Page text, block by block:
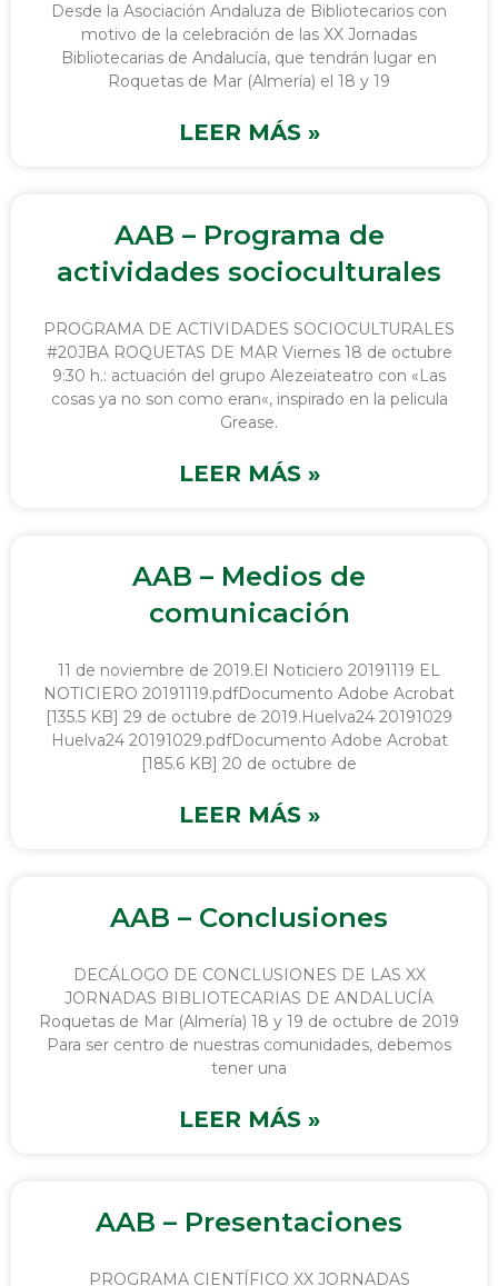
Desde la Asociación Andaluza de Bibliotecarios con
motivo de la celebración de las XX Jornadas
Bibliotecarias de Andalucía, que tendrán lugar en
Roquetas de Mar (Almería) el 18 y 19
LEER MÁS »
AAB – Programa de
actividades socioculturales
PROGRAMA DE ACTIVIDADES SOCIOCULTURALES
#20JBA ROQUETAS DE MAR Viernes 18 de octubre
9:30 h.: actuación del grupo Alezeiateatro con «Las
cosas ya no son como eran«, inspirado en la pelicula
Grease.
LEER MÁS »
AAB – Medios de
comunicación
11 de noviembre de 2019.El Noticiero 20191119 EL
NOTICIERO 20191119.pdfDocumento Adobe Acrobat
[135.5 KB] 29 de octubre de 2019.Huelva24 20191029
Huelva24 20191029.pdfDocumento Adobe Acrobat
[185.6 KB] 20 de octubre de
LEER MÁS »
AAB – Conclusiones
DECÁLOGO DE CONCLUSIONES DE LAS XX
JORNADAS BIBLIOTECARIAS DE ANDALUCÍA
Roquetas de Mar (Almería) 18 y 19 de octubre de 2019
Para ser centro de nuestras comunidades, debemos
tener una
LEER MÁS »
AAB – Presentaciones
PROGRAMA CIENTÍFICO XX JORNADAS